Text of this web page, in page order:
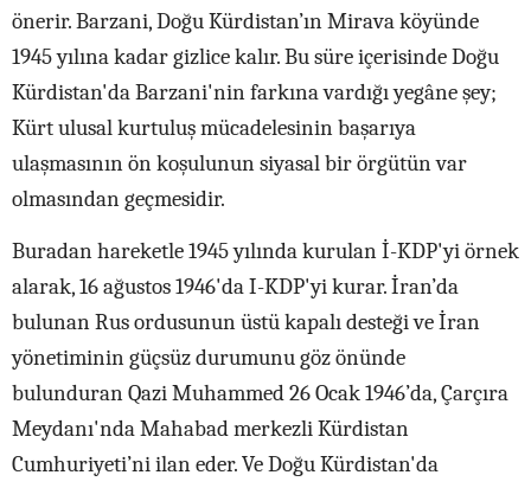
önerir. Barzani, Doğu Kürdistan’ın Mirava köyünde
1945 yılına kadar gizlice kalır. Bu süre içerisinde Doğu
Kürdistan'da Barzani'nin farkına vardığı yegâne şey;
Kürt ulusal kurtuluş mücadelesinin başarıya
ulaşmasının ön koşulunun siyasal bir örgütün var
olmasından geçmesidir.
Buradan hareketle 1945 yılında kurulan İ-KDP'yi örnek
alarak, 16 ağustos 1946'da I-KDP'yi kurar. İran’da
bulunan Rus ordusunun üstü kapalı desteği ve İran
yönetiminin güçsüz durumunu göz önünde
bulunduran Qazi Muhammed 26 Ocak 1946’da, Çarçıra
Meydanı'nda Mahabad merkezli Kürdistan
Cumhuriyeti’ni ilan eder. Ve Doğu Kürdistan'da